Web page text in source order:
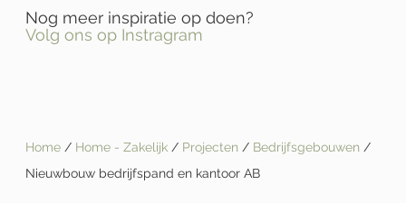
Nog meer inspiratie op doen?
Volg ons op Instragram
Home / Home - Zakelijk / Projecten / Bedrijfsgebouwen /
Nieuwbouw bedrijfspand en kantoor AB